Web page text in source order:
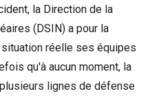
la Direction de la
(DSIN) a pour la
réelle ses équipes
qu'à aucun moment, la
lignes de défense